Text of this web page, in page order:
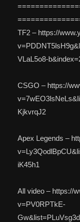
TF2 – https://
VLaL5o8-
CSGO – https://
KjkvrqJ2
Apex Legends –
iK45h1
All video – https://
v=PV0RPTkE-